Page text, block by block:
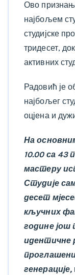
Ово
најбољем
студијске
тридесет,
активних
Радовић је
најбољег
оцјена и
На
10.00 са 43
мастеру
Студије
десет
кључних
године
идентичне
генерације,